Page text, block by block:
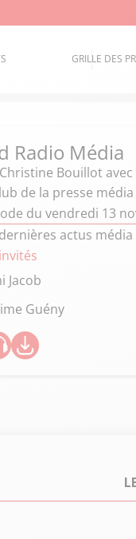
GRILLE DES
Radio Média
Christine Bouillot
de la presse média
du vendredi 13
actus
Jacob
Guény